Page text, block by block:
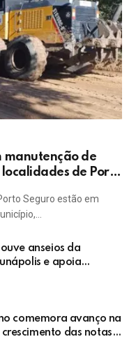
manutenção de
de Porto
Seguro estão em
anseios da
e apoia
comemora avanço na
das notas
pública de Itabela